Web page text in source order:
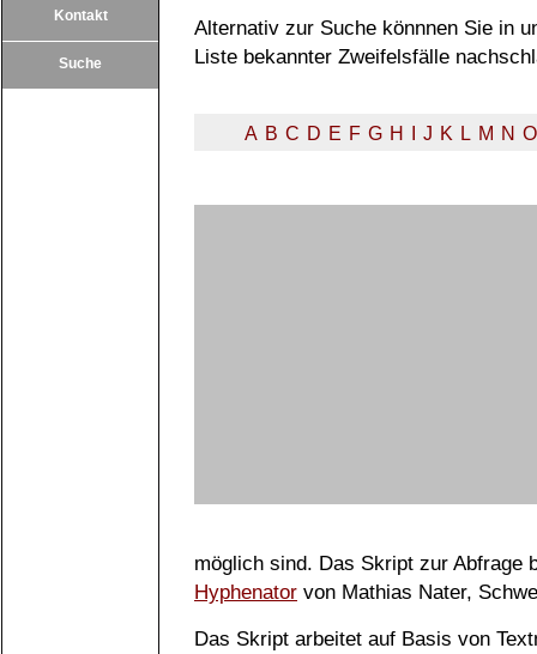
Kontakt
Suche
Alternativ zur Suche könnnen Sie in
Liste bekannter Zweifelsfälle
A B C D E F G H J K L M N O
möglich sind. Das Skript zur Abfrage
Hyphenator von Mathias Nater,
Das Skript arbeitet auf Basis von